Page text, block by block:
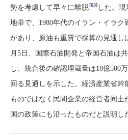
勢を考慮して早々に離脱[63] した。
地帯で、1980年代のイラン・イラク
があり、原油も重質で採算の見通し
月5日、国際石油開発と帝国石油は
し、統合後の確認埋蔵量は18億500
回る見通しを示した。経済産業省幹
ものではなく民間企業の経営者同士
国の政策にも沿ったものだと説明し